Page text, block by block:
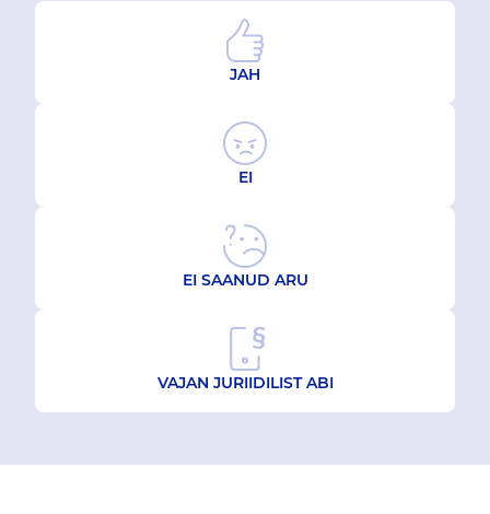
JAH
EI
EI SAANUD ARU
VAJAN JURIIDILIST ABI